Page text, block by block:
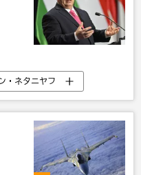
・ネタニヤフ
イスラエル